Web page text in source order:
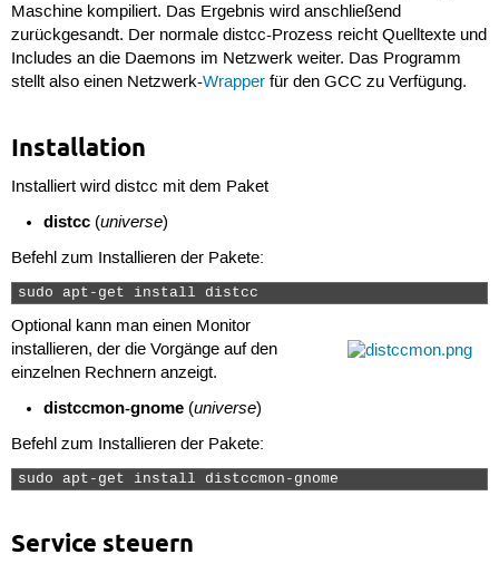
Maschine kompiliert. Das Ergebnis wird anschließend
zurückgesandt. Der normale distcc-Prozess reicht Quelltexte und
Includes an die Daemons im Netzwerk weiter. Das Programm
stellt also einen Netzwerk-Wrapperfür den GCC zu Verfügung.
Installation
Installiert wird distcc mit dem Paket
distcc (universe)
Befehl zum Installieren der Pakete:
sudo apt-get install distcc
Optional kann man einen Monitor
installieren, der die Vorgänge auf den
einzelnen Rechnern anzeigt.
distccmon-gnome (universe)
Befehl zum Installieren der Pakete:
sudo apt-get install distccmon-gnome
Service steuern